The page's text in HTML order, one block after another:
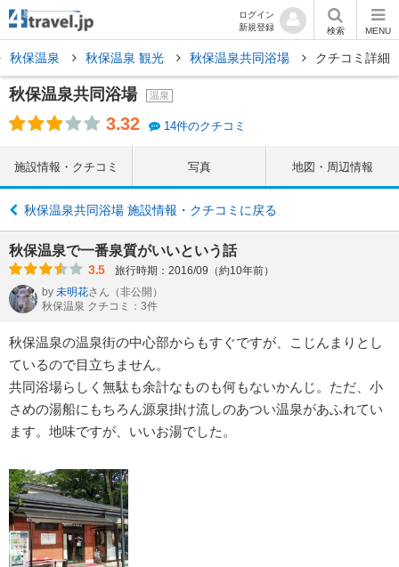
ログイン
新規登録
検索 MENU
秋保温泉 秋保温泉 観光 秋保温泉共同浴場 クチコミ詳細
秋保温泉共同浴場 温泉
3.32 14件のクチコミ
施設情報・クチコミ 写真 地図・周辺情報
秋保温泉共同浴場 施設情報・クチコミに戻る
秋保温泉で一番泉質がいいという話
3.5
旅行時期：2016/09（約10年前）
by 未明花さん （非公開）
秋保温泉 クチコミ：3件
秋保温泉の温泉街の中心部からもすぐですが、こじんまりとし
ているので目立ちません。
共同浴場らしく無駄も余計なものも何もないかんじ。ただ、小
さめの湯船にもちろん源泉掛け流しのあつい温泉があふれてい
ます。地味ですが、いいお湯でした。